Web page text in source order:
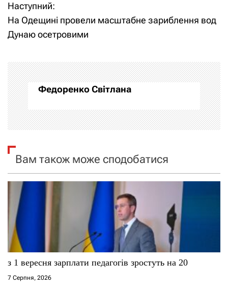
в
і
а
ц
і
а
и
с
і
Наступний:
На Одещині провели масштабне зариблення вод
Дунаю осетровими
Федоренко Світлана
Вам також може сподобатися
з 1 вересня зарплати педагогів зростуть на 20
7 Серпня, 2026